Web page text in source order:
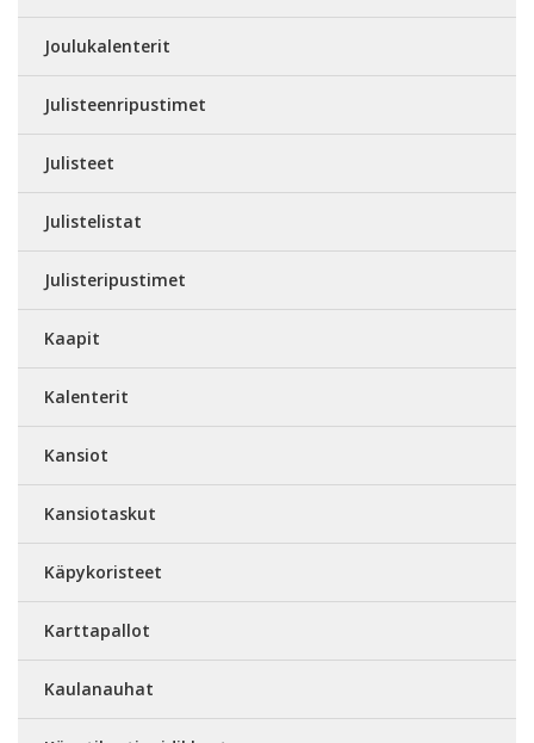
Joulukalenterit
Julisteenripustimet
Julisteet
Julistelistat
Julisteripustimet
Kaapit
Kalenterit
Kansiot
Kansiotaskut
Käpykoristeet
Karttapallot
Kaulanauhat